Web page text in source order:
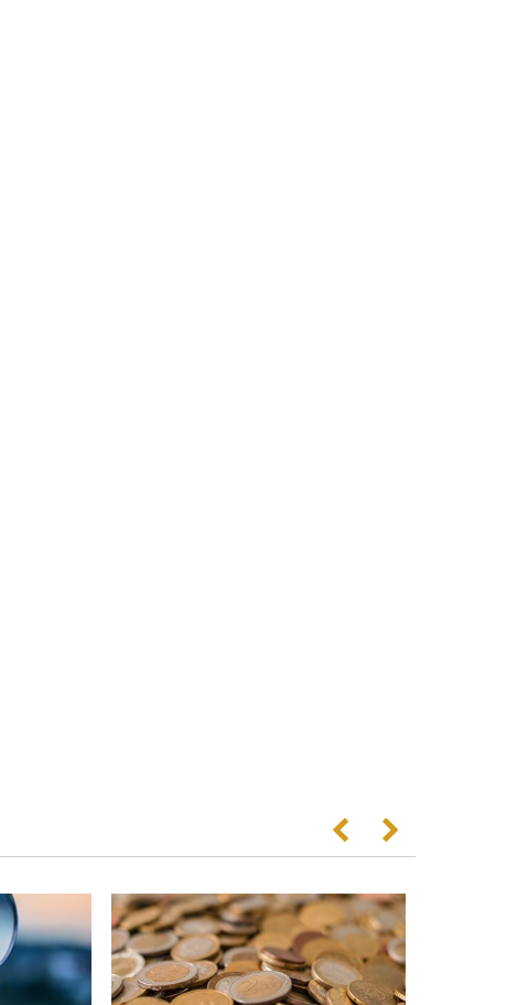
Anterior